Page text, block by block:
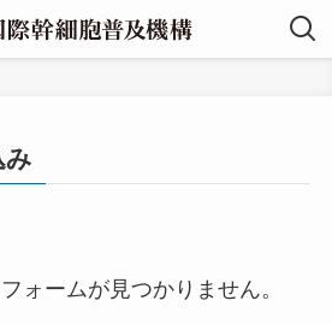
み
ォームが見つかりません。